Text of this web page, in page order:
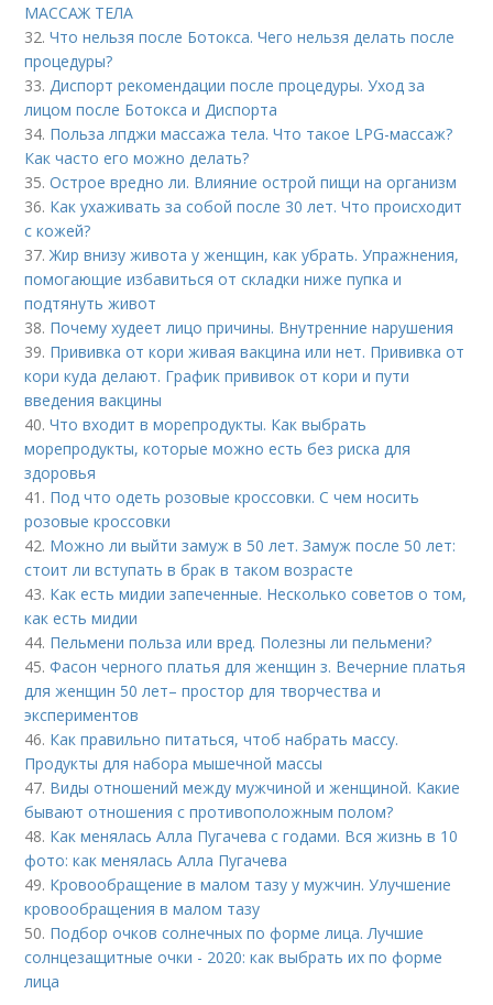
МАССАЖ ТЕЛА
32.Что нельзя после Ботокса. Чего нельзя делать после
процедуры?
33.Диспорт рекомендации после процедуры. Уход за
лицом после Ботокса и Диспорта
34. Польза лпджи массажа тела. Что такое LPG-массаж?
Как часто его можно делать?
35.Острое вредно ли. Влияние острой пищи на организм
36. Как ухаживать за собой после 30 лет. Что происходит
с кожей?
37.Жир внизу живота у женщин, как убрать. Упражнения,
помогающие избавиться от складки ниже пупка и
подтянуть живот
38. Почему худеет лицо причины. Внутренние нарушения
39. Прививка от кори живая вакцина или нет. Прививка от
кори куда делают. График прививок от кори и пути
введения вакцины
40.Что входит в морепродукты. Как выбрать
морепродукты, которые можно есть без риска для
здоровья
41. Под что одеть розовые кроссовки. С чем носить
розовые кроссовки
42. Можно ли выйти замуж в 50 лет. Замуж после 50 лет:
стоит ли вступать в брак в таком возрасте
43. Как есть мидии запеченные. Несколько советов о том,
как есть мидии
44. Пельмени польза или вред. Полезны ли пельмени?
45.Фасон черного платья для женщин з. Вечерние платья
для женщин 50 лет– простор для творчества и
экспериментов
46. Как правильно питаться, чтоб набрать массу.
Продукты для набора мышечной массы
47. Виды отношений между мужчиной и женщиной. Какие
бывают отношения с противоположным полом?
48. Как менялась Алла Пугачева с годами. Вся жизнь в 10
фото: как менялась Алла Пугачева
49. Кровообращение в малом тазу у мужчин. Улучшение
кровообращения в малом тазу
50. Подбор очков солнечных по форме лица. Лучшие
солнцезащитные очки - 2020: как выбрать их по форме
лица